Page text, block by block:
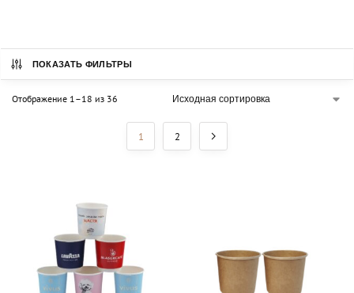
ПОКАЗАТЬ ФИЛЬТРЫ
Отображение 1–18 из 36
1 2